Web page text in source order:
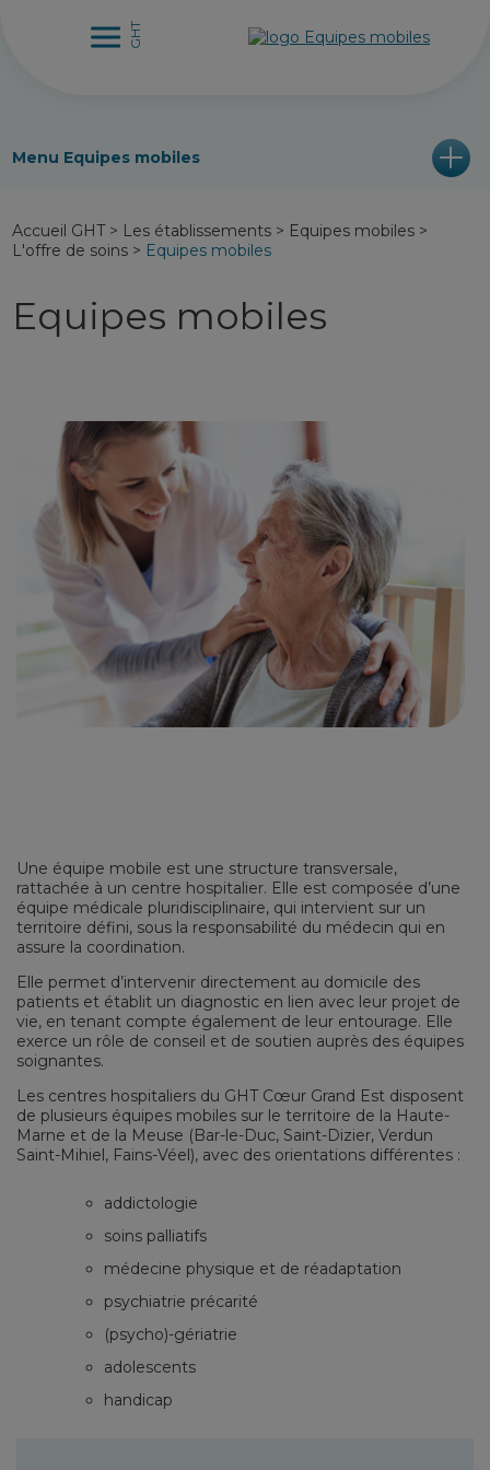
Menu Equipes mobiles
Accueil GHT > Les établissements > Equipes mobiles >
L'offre de soins > Equipes mobiles
Equipes mobiles
Une équipe mobile est une structure transversale,
rattachée à un centre hospitalier. Elle est composée d’une
équipe médicale pluridisciplinaire, qui intervient sur un
territoire défini, sous la responsabilité du médecin qui en
assure la coordination.
Elle permet d’intervenir directement au domicile des
patients et établit un diagnostic en lien avec leur projet de
vie, en tenant compte également de leur entourage. Elle
exerce un rôle de conseil et de soutien auprès des équipes
soignantes.
Les centres hospitaliers du GHT Cœur Grand Est disposent
de plusieurs équipes mobiles sur le territoire de la Haute-
Marne et de la Meuse (Bar-le-Duc, Saint-Dizier, Verdun
Saint-Mihiel, Fains-Véel), avec des orientations différentes :
addictologie
soins palliatifs
médecine physique et de réadaptation
psychiatrie précarité
(psycho)-gériatrie
adolescents
handicap